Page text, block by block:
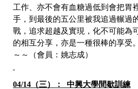
工作、亦不會有血糖過低到會把胃
手，到最後的五公里被我追過輾過
戰，追求超越及實現，化不可能為
的相互分享，亦是一種很棒的享受
～～
（會員：姚志成）
04/14（三）： 中興大學間歇訓練